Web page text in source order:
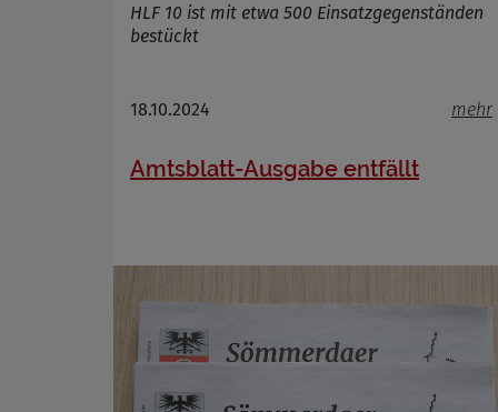
HLF 10 ist mit etwa 500 Einsatzgegenständen
bestückt
18.10.2024 mehr
Amtsblatt-Ausgabe entfällt